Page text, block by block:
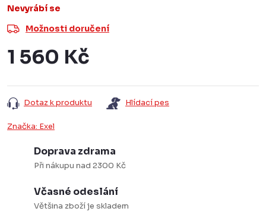
Nevyrábí se
Možnosti doručení
1 560 Kč
Dotaz k produktu Hlídací pes
Značka: Exel
Doprava zdrama
Při nákupu nad 2300 Kč
Včasné odeslání
Většina zboží je skladem